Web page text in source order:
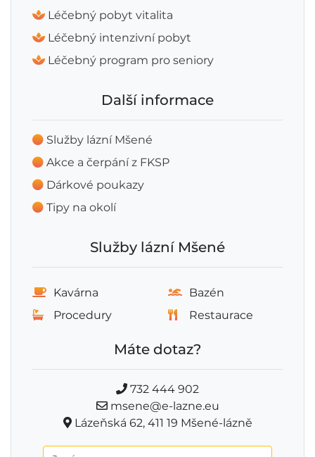
Léčebný pobyt vitalita
Léčebný intenzivní pobyt
Léčebný program pro seniory
Další informace
Služby lázní Mšené
Akce a čerpání z FKSP
Dárkové poukazy
Tipy na okolí
Služby lázní Mšené
Kavárna
Bazén
Procedury
Restaurace
Máte dotaz?
732 444 902
msene@e-lazne.eu
Lázeňská 62, 411 19 Mšené-lázně